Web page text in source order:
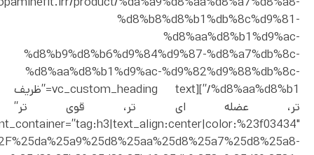
%d8%b8%d8%b1%db%8c%d9%81-
%d8%aa%d8%b1%d9%ac-
%d8%b9%d8%b6%d9%84%d9%87-%d8%a7%db%8c-
%d8%aa%d8%b1%d9%ac-%d9%82%d9%88%db%8c-
%d8%aa%d8%b1/”][vc_custom_heading text=”ظریف
تر، عضله ای تر، قوی تر”